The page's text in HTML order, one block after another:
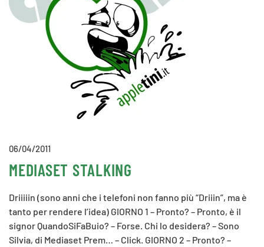
06/04/2011
MEDIASET STALKING
Driiiiin (sono anni che i telefoni non fanno più “Driiin”, ma è
tanto per rendere l’idea) GIORNO 1 – Pronto? – Pronto, è il
signor QuandoSiFaBuio? – Forse. Chi lo desidera? – Sono
Silvia, di Mediaset Prem… – Click. GIORNO 2 – Pronto? –